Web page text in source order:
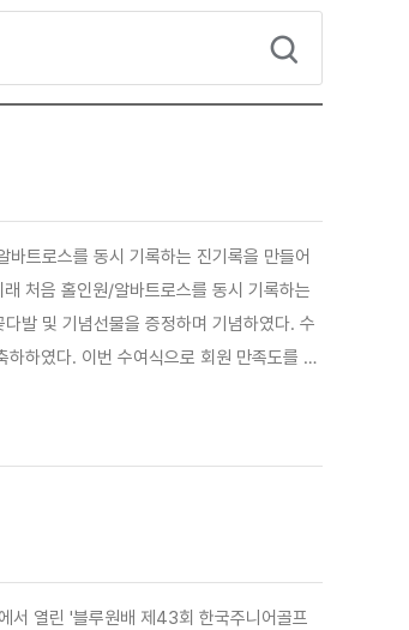
트로스를 동시 기록하는 진기록을 만들어
처음 홀인원/알바트로스를 동시 기록하는
및 기념선물을 증정하며 기념하였다. 수
하였다. 이번 수여식으로 회원 만족도를 높